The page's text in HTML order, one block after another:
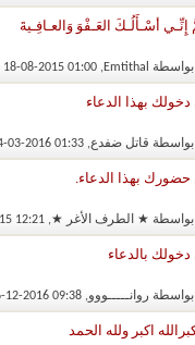
إِنِّـي أسْـأَلُـكَ العَـفْوَ وَالعـافِـيةَ
Emtithal
‏, 18-08-2015 01:00 PM
بهذا الدعاء
قاتل ضفدع‏, 14-03-2016 01:33 AM
بهذا الدعاء.
★ الطرف اﻷغر ★‏, 24-05-2015 12:21 PM
بالدعاء
روانـــــووو‏, 16-12-2016 09:38 PM
اكبر ولله الحمد